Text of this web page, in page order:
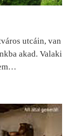
utcáin, van
akad. Valaki